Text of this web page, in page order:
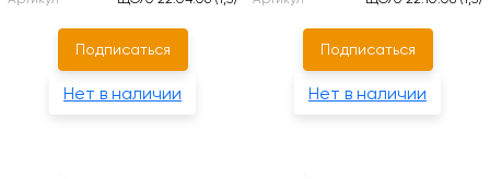
Подписаться
Нет в наличии
Подписаться
Нет в наличии